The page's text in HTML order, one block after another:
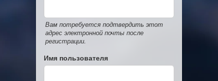
Вам потребуется подтвердить этот
адрес электронной почты после
регистрации.
Имя пользователя